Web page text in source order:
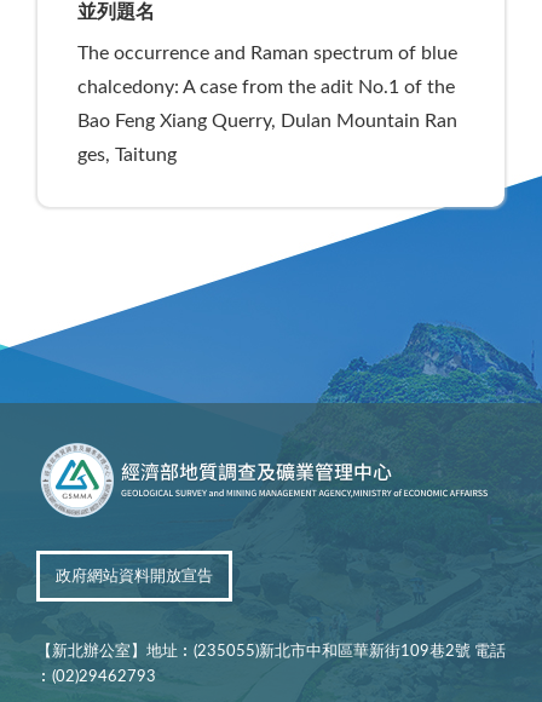
並列題名
The occurrence and Raman spectrum of blue
chalcedony: A case from the adit No.1 of the
Bao Feng Xiang Querry, Dulan Mountain Ran
ges, Taitung
政府網站資料開放宣告
【新北辦公室】地址︰(235055)新北市中和區華新街109巷2號 電話
︰(02)29462793